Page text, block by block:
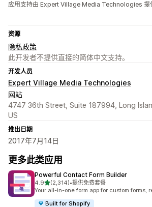
应用支持由 Expert Village Media Technologies 提
资源
隐私政策
此开发者不提供直接的简体中文支持。
开发人员
Expert Village Media Technologies
网站
4747 36th Street, Suite 187994, Long
US
推出日期
2017年7月14日
更多此类应用
Powerful Contact Form Builder
4.9星（满分 5 星）
(2,314)
总共 2314 条评论
•提供免费套餐
Your all-in-one form app for custom forms,
Built for Shopify